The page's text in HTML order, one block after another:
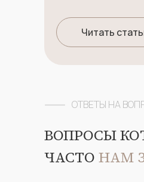
Читать
ВОПРОСЫ
ЧАСТО НАМ
ОТВЕТЫ НА